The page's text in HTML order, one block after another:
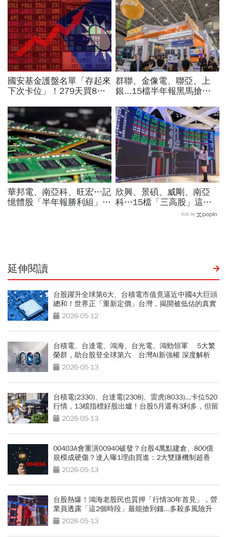
國安基金護盤名單「存起來
下次卡位」！279天買8檔
電...唯一金融股是它
群聯、金像電、聯亞、上
銀...15檔半年報黑馬搶先
標...真能複製鈺創、晶豪科
噴一波？
華邦電、南亞科、旺宏…記
憶體股「半年報勝利組」是
欣興、景碩、威剛、南亞
科…15檔「三高股」這檔
法人最愛、本益比超低！台
Ads by
延伸閱讀
台股躍升全球第6大、台積電市值竟逼近中國4大巨頭
總和！世界正「重新定價」台灣，揭開被低估的真實
實力2026-05-12
台積電、台達電、鴻海、台光電、鴻勁領軍 5大繁
榮群，助台股登全球第六 台灣AI新強權 深度解析
2026兩岸三地1000大
2026-05-13
台積電(2330)、台達電(2308)、雷虎(8033)...卡位520
行情，13檔指標好股出爐！台股5月還有3利多，但留
意超漲警訊
2026-05-13
00403A會重演00940破發？台股4萬點建倉、800億
規模成硬傷？達人曝1理由買進：2大雙賺機制超香
2026-05-13
台股熱爆！鴻海老股民也質押「行情30年首見」，營
業員透露「這2個時段」最能搶到錢...多殺多風險升
溫？2026-05-13